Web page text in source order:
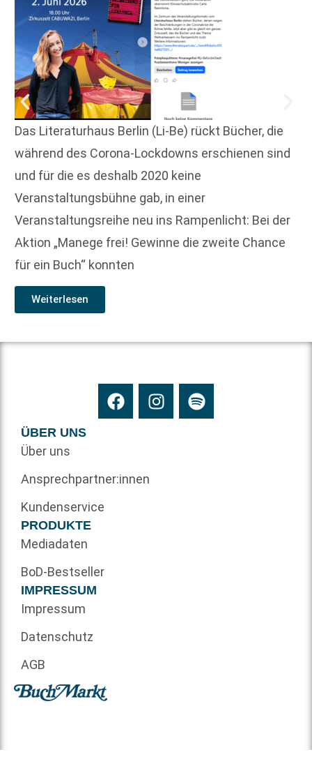
Das Literaturhaus Berlin (Li-Be) rückt Bücher, die
während des Corona-Lockdowns erschienen sind
und für die es deshalb 2020 keine
Veranstaltungsbühne gab, in einer
Veranstaltungsreihe neu ins Rampenlicht: Bei der
Aktion „Manege frei! Gewinne die zweite Chance
für ein Buch“ konnten
Weiterlesen
ÜBER UNS
Über uns
Ansprechpartner:innen
Kundenservice
PRODUKTE
Mediadaten
BoD-Bestseller
IMPRESSUM
Impressum
Datenschutz
AGB